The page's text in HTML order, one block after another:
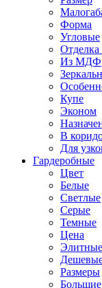
Форма
Угловые
Отделка
Из МДФ
Купе
Эконом
В
Для
Гардеробные
Цвет
Белые
Светлые
Серые
Темные
Цена
Элитные
Размеры
Большие